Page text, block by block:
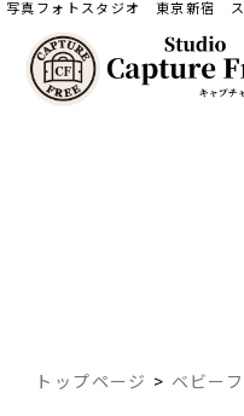
写真フォトスタジオ 東京新宿 ス
トップページ > ベビー